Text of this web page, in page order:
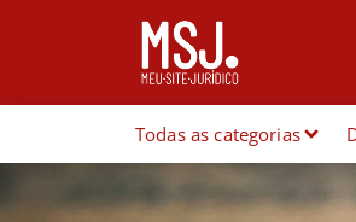
Todas as categorias